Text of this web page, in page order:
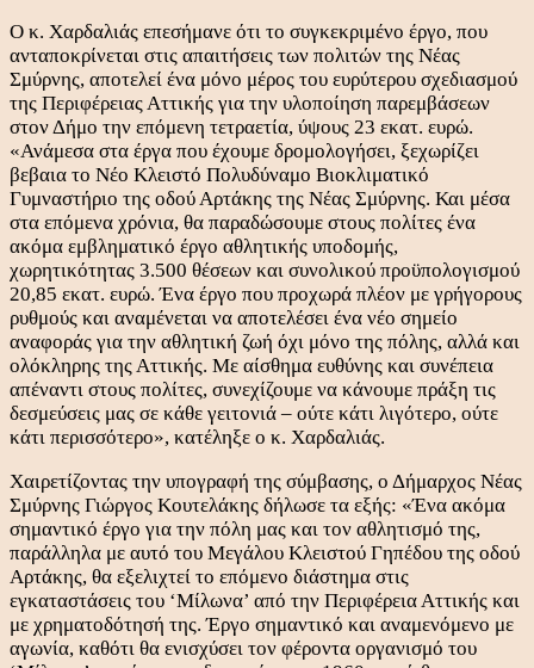
Ο κ. Χαρδαλιάς επεσήμανε ότι το συγκεκριμένο έργο, που
ανταποκρίνεται στις απαιτήσεις των πολιτών της Νέας
Σμύρνης, αποτελεί ένα μόνο μέρος του ευρύτερου σχεδιασμού
της Περιφέρειας Αττικής για την υλοποίηση παρεμβάσεων
στον Δήμο την επόμενη τετραετία, ύψους 23 εκατ. ευρώ.
«Ανάμεσα στα έργα που έχουμε δρομολογήσει, ξεχωρίζει
βεβαια το Νέο Κλειστό Πολυδύναμο Βιοκλιματικό
Γυμναστήριο της οδού Αρτάκης της Νέας Σμύρνης. Και μέσα
στα επόμενα χρόνια, θα παραδώσουμε στους πολίτες ένα
ακόμα εμβληματικό έργο αθλητικής υποδομής,
χωρητικότητας 3.500 θέσεων και συνολικού προϋπολογισμού
20,85 εκατ. ευρώ. Ένα έργο που προχωρά πλέον με γρήγορους
ρυθμούς και αναμένεται να αποτελέσει ένα νέο σημείο
αναφοράς για την αθλητική ζωή όχι μόνο της πόλης, αλλά και
ολόκληρης της Αττικής. Με αίσθημα ευθύνης και συνέπεια
απέναντι στους πολίτες, συνεχίζουμε να κάνουμε πράξη τις
δεσμεύσεις μας σε κάθε γειτονιά – ούτε κάτι λιγότερο, ούτε
κάτι περισσότερο», κατέληξε ο κ. Χαρδαλιάς.
Χαιρετίζοντας την υπογραφή της σύμβασης, ο Δήμαρχος Νέας
Σμύρνης Γιώργος Κουτελάκης δήλωσε τα εξής: «Ένα ακόμα
σημαντικό έργο για την πόλη μας και τον αθλητισμό της,
παράλληλα με αυτό του Μεγάλου Κλειστού Γηπέδου της οδού
Αρτάκης, θα εξελιχτεί το επόμενο διάστημα στις
εγκαταστάσεις του ‘Μίλωνα’ από την Περιφέρεια Αττικής και
με χρηματοδότησή της. Έργο σημαντικό και αναμενόμενο με
αγωνία, καθότι θα ενισχύσει τον φέροντα οργανισμό του